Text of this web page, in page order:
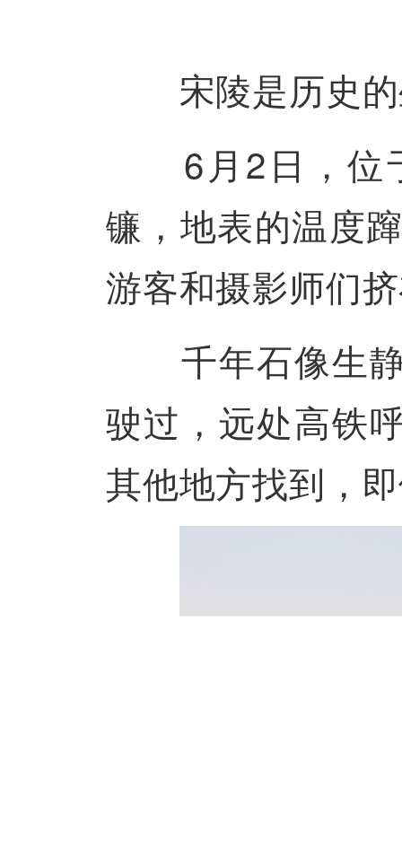
宋陵是历史的
6月2日，位
镰，地表的温度
游客和摄影师们
千年石像生静
驶过，远处高铁
其他地方找到，